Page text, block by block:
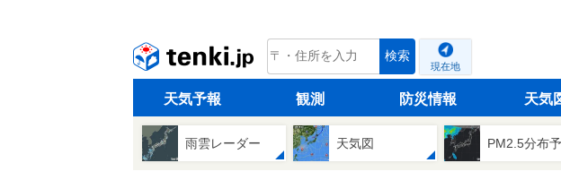
tenki.jp 検索
現在地
天気予報 観測 防災情報 天気
雨雲レーダー 天気図 PM2.5分布